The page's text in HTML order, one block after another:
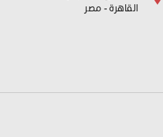
القاهرة - مصر